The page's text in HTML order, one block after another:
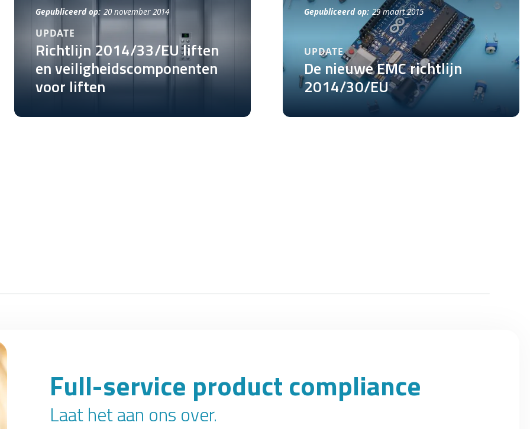
Gepubliceerd op: 20 november 2014
UPDATE
Richtlijn 2014/33/EU liften
en veiligheidscomponenten
voor liften
Gepubliceerd op: 29 maart 2015
UPDATE
De nieuwe EMC richtlijn
2014/30/EU
Full-service product compliance
Laat het aan ons over.